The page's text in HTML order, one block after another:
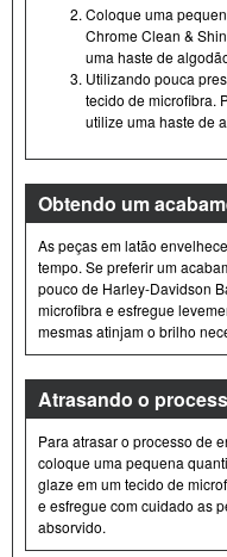
Coloque uma
Chrome Clean &
uma haste de
Utilizando pouca
tecido de microfibra.
utilize uma haste de
Obtendo um
As peças em latão
tempo. Se preferir um
pouco de Harley-Davidson
microfibra e esfregue
mesmas atinjam o brilho
Atrasando o
Para atrasar o processo de
coloque uma pequena
glaze em um tecido de
e esfregue com cuidado as
absorvido.